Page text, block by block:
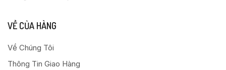
VỀ CỦA HÀNG
Về Chúng Tôi
Thông Tin Giao Hàng